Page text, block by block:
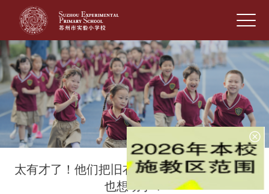
太有才了！他们把旧衣改成这些宝贝，看完我
也想动手！